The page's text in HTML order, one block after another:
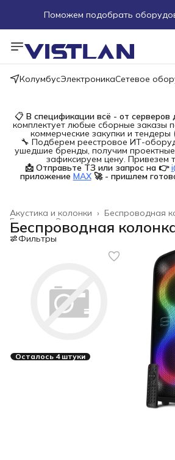
Поможем подобрать
Пуско-наладочные
Пришлите запрос на e-mail
КолумбусЭлектроникаСетевое
📋 В спецификации всё - от серверов
комплектует любые сборные заказы
коммерческие закупки и
🔧 Подберем реестровое ИТ-
ушедшие бренды, получим
зафиксируем цену. Привезем
📩 Отправьте ТЗ или запрос на 👉
приложение MAX 🚀 - пришлем
Беспроводная
Акустика и колонки ›
Электроника
Главная
Беспроводная
Фильтры
Осталось 4 штуки